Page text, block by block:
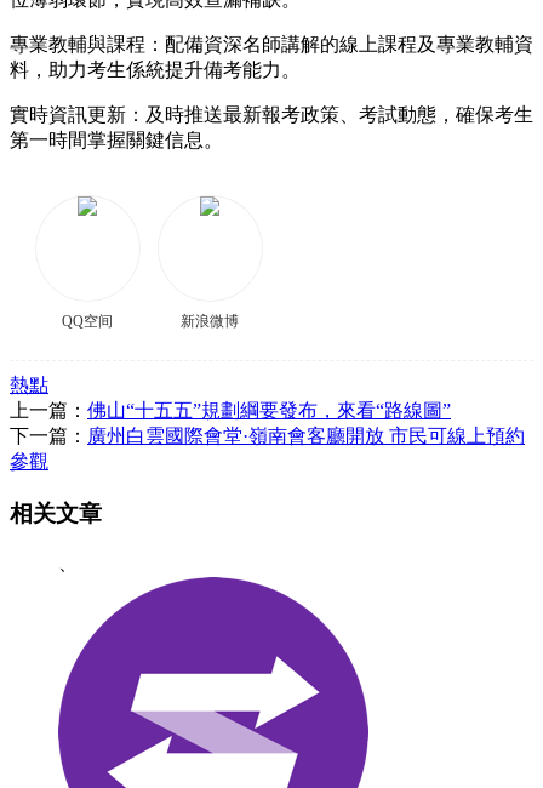
專業教輔與課程：配備資深名師講解的線上課程及專業教輔資
料，助力考生係統提升備考能力。
實時資訊更新：及時推送最新報考政策、考試動態，確保考生
第一時間掌握關鍵信息。
QQ空间 新浪微博
熱點
上一篇： 佛山“十五五”規劃綱要發布，來看“路線圖”
下一篇： 廣州白雲國際會堂·嶺南會客廳開放 市民可線上預約
參觀
相关文章
、